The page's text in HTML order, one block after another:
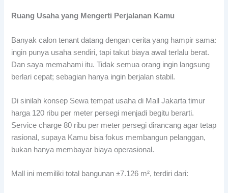
Ruang Usaha yang Mengerti Perjalanan Kamu
Banyak calon tenant datang dengan cerita yang hampir sama:
ingin punya usaha sendiri, tapi takut biaya awal terlalu berat.
Dan saya memahami itu. Tidak semua orang ingin langsung
berlari cepat; sebagian hanya ingin berjalan stabil.
Di sinilah konsep Sewa tempat usaha di Mall Jakarta timur
harga 120 ribu per meter persegi menjadi begitu berarti.
Service charge 80 ribu per meter persegi dirancang agar tetap
rasional, supaya Kamu bisa fokus membangun pelanggan,
bukan hanya membayar biaya operasional.
Mall ini memiliki total bangunan ±7.126 m², terdiri dari: